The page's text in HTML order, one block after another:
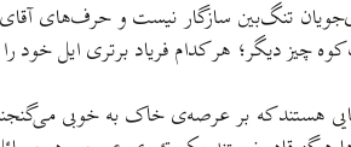
تنگ‌بین سازگار نیست و حرف‌های آقای
دیگر؛ هر کدام فریاد برتری ایل خود
هستند که بر عرصه‌ی خاک به خوبی